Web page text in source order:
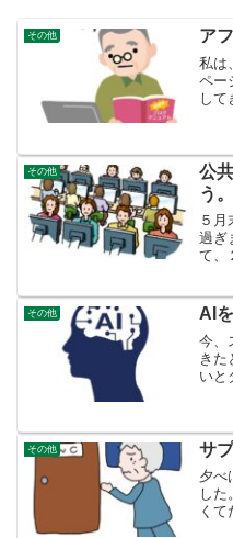
その他 ア
私は
ペー
して
まし
その他
公
う。
５月
過ぎ
て、
スク
し
その他 AI
今、
きた
いと
いま
その他 サ
夕べ
した
く